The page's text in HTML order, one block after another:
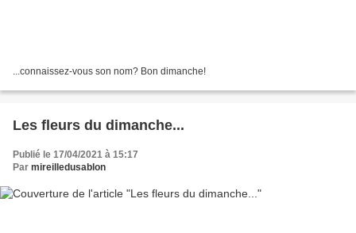
...connaissez-vous son nom? Bon dimanche!
Les fleurs du dimanche...
Publié le 17/04/2021 à 15:17
Par mireilledusablon